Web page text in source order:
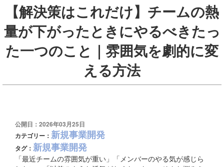
【解決策はこれだけ】チームの熱
量が下がったときにやるべきたっ
た一つのこと｜雰囲気を劇的に変
える方法
公開日：2026年03月25日
カテゴリー： 新規事業開発
タグ： 新規事業開発
「最近チームの雰囲気が重い」「メンバーのやる気が感じら